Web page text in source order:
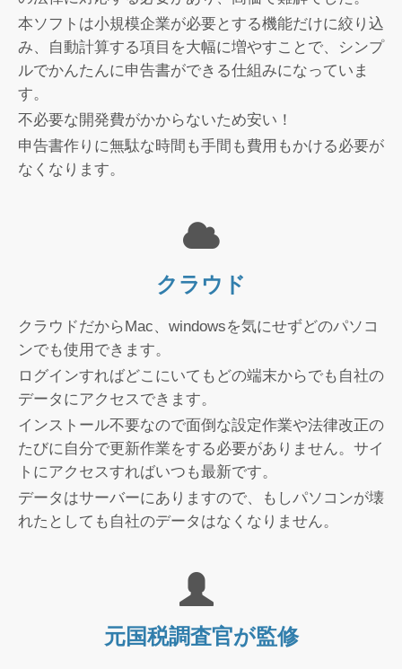
本ソフトは小規模企業が必要とする機能だけに絞り込
み、自動計算する項目を大幅に増やすことで、シンプ
ルでかんたんに申告書ができる仕組みになっていま
す。
不必要な開発費がかからないため安い！
申告書作りに無駄な時間も手間も費用もかける必要が
なくなります。
クラウド
クラウドだからMac、windowsを気にせずどのパソコ
ンでも使用できます。
ログインすればどこにいてもどの端末からでも自社の
データにアクセスできます。
インストール不要なので面倒な設定作業や法律改正の
たびに自分で更新作業をする必要がありません。サイ
トにアクセスすればいつも最新です。
データはサーバーにありますので、もしパソコンが壊
れたとしても自社のデータはなくなりません。
元国税調査官が監修